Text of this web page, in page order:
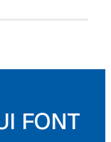
FONT